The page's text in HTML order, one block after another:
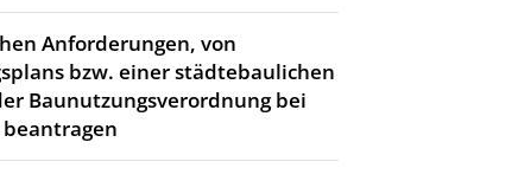
Anforderungen, von
bzw. einer städtebaulichen
Baunutzungsverordnung bei